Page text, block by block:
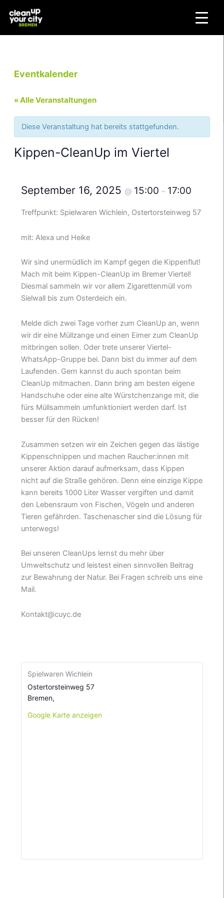
Inhalt
springen
Eventkalender
« Alle Veranstaltungen
Diese Veranstaltung hat bereits stattgefunden.
Kippen-CleanUp im Viertel
September 16, 2025 @ 15:00– 17:00
Treffpunkt: Spielwaren Wichlein, Ostertorsteinweg 57
mit: Alexa und Heike
Wir sind unermüdlich im Kampf gegen die Kippenflut!
Mach mit beim Kippen-CleanUp im Bremer Viertel!
Diesmal sammeln wir vor allem Zigarettenmüll vom
Sielwall bis zum Osterdeich ein.
Melde dich zwei Tage vorher zum CleanUp an, wenn
wir dir eine Müllzange und einen Eimer zum CleanUp
mitbringen sollen. Oder trete unserer Viertel-
WhatsApp-Gruppe bei. Dann bist du immer auf dem
Laufenden. Gern kannst du auch spontan beim
CleanUp mitmachen. Dann bring am besten eigene
Handschuhe oder eine alte Würstchenzange mit, die
fürs Müllsammeln umfunktioniert werden darf. Ist
besser für den Rücken!
Zusammen setzen wir ein Zeichen gegen das lästige
Kippenschnippen und machen Raucher:innen mit
unserer Aktion darauf aufmerksam, dass Kippen
nicht auf die Straße gehören. Denn eine einzige Kippe
kann bereits 1000 Liter Wasser vergiften und damit
den Lebensraum von Fischen, Vögeln und anderen
Tieren gefährden. Taschenascher sind die Lösung für
unterwegs!
Bei unseren CleanUps lernst du mehr über
Umweltschutz und leistest einen sinnvollen Beitrag
zur Bewahrung der Natur. Bei Fragen schreib uns eine
Mail.
Kontakt@cuyc.de
Spielwaren Wichlein
Ostertorsteinweg 57
Bremen,
Google Karte anzeigen